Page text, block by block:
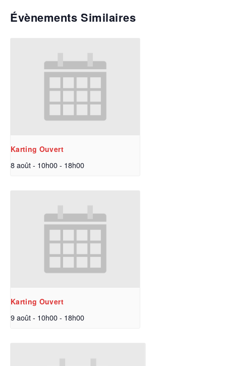
Évènements Similaires
Karting Ouvert
8 août - 10h00- 18h00
Karting Ouvert
9 août - 10h00- 18h00